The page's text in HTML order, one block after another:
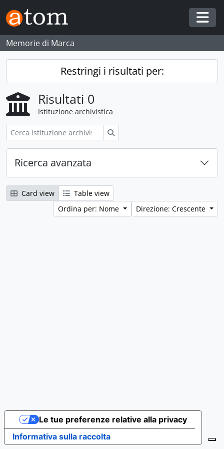
Skip to main content
Memorie di Marca
Restringi i risultati per:
Risultati 0
Istituzione archivistica
Ricerca avanzata
Card view
Table view
Ordina per: Nome
Direzione: Crescente
Informativa sulla raccolta
Le tue preferenze relative alla privacy